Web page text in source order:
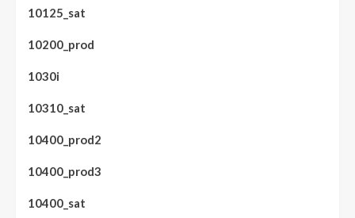
10125_sat
10200_prod
1030i
10310_sat
10400_prod2
10400_prod3
10400_sat